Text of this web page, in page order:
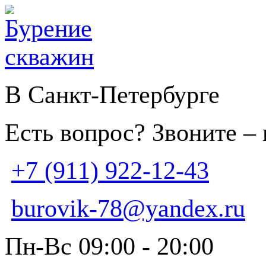
В Санкт-Петербурге
Есть вопрос? Звоните
+7 (911) 922-12-43
burovik-78@yandex.ru
Пн-Вс 09:00 - 20:00